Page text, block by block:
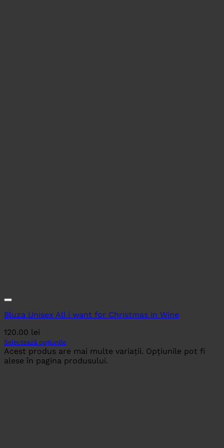
Bluza Unisex All i want for Christmas in Wine
120.00 lei
Selectează opțiunile
Acest produs are mai multe variații. Opțiunile pot fi
alese în pagina produsului.